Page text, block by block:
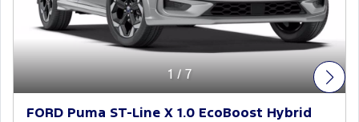
1 / 7
FORD Puma ST-Line X 1.0 EcoBoost Hybrid